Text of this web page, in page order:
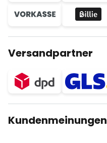
Versandpartner
Kundenmeinungen